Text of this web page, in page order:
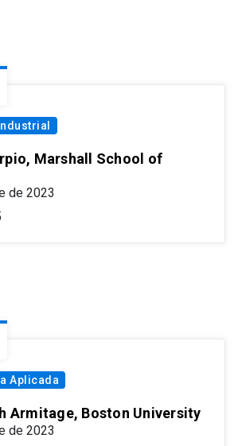
Marshall School of
de 2023
Aplicada
Armitage, Boston University
de 2023